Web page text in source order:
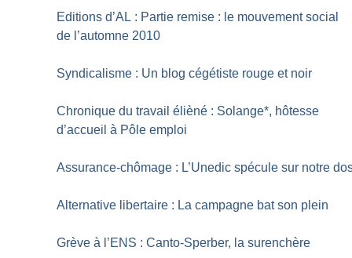
Editions d’AL : Partie remise : le mouvement social
de l’automne 2010
Syndicalisme : Un blog cégétiste rouge et noir
Chronique du travail élièné : Solange*, hôtesse
d’accueil à Pôle emploi
Assurance-chômage : L’Unedic spécule sur notre
Alternative libertaire : La campagne bat son plein
Grève à l’ENS : Canto-Sperber, la surenchère